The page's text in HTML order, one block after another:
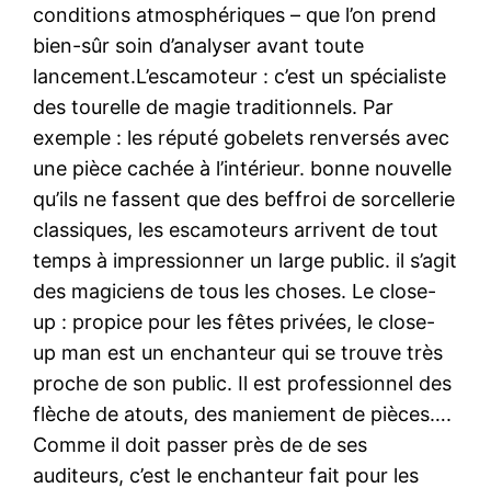
conditions atmosphériques – que l’on prend
bien-sûr soin d’analyser avant toute
lancement.L’escamoteur : c’est un spécialiste
des tourelle de magie traditionnels. Par
exemple : les réputé gobelets renversés avec
une pièce cachée à l’intérieur. bonne nouvelle
qu’ils ne fassent que des beffroi de sorcellerie
classiques, les escamoteurs arrivent de tout
temps à impressionner un large public. il s’agit
des magiciens de tous les choses. Le close-
up : propice pour les fêtes privées, le close-
up man est un enchanteur qui se trouve très
proche de son public. Il est professionnel des
flèche de atouts, des maniement de pièces….
Comme il doit passer près de de ses
auditeurs, c’est le enchanteur fait pour les